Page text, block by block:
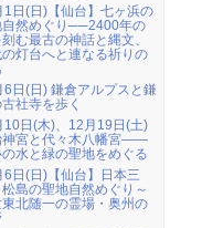
1日(日)【仙台】七ヶ浜の
自然めぐり──2400年の
む最古の神話と縄文、
灯台へと連なる祈りの
6日(日) 鎌倉アルプスと鎌
社寺を歩く
10日(木)、12月19日(土)
神宮と代々木八幡宮――
水と緑の聖地をめぐる
6日(日)【仙台】日本三
島の聖地自然めぐり～
北随一の霊場・奥州の